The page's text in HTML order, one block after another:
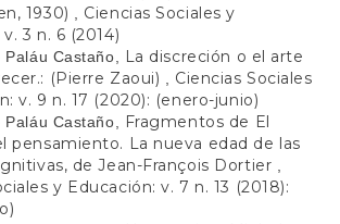
1930)
Ciencias Sociales y
3 n. 6 (2014)
Paláu Castaño,
La discreción o el arte
(Pierre Zaoui)
Ciencias Sociales
v. 9 n. 17 (2020): (enero-junio)
Paláu Castaño,
Fragmentos de El
pensamiento. La nueva edad de las
de Jean-François Dortier
y Educación: v. 7 n. 13 (2018):